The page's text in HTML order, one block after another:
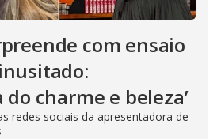
com ensaio
do charme e beleza’
redes sociais da apresentadora de